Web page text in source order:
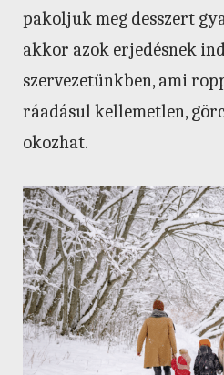
pakoljuk meg desszert
akkor azok erjedésnek
szervezetünkben, ami
ráadásul kellemetlen,
okozhat.